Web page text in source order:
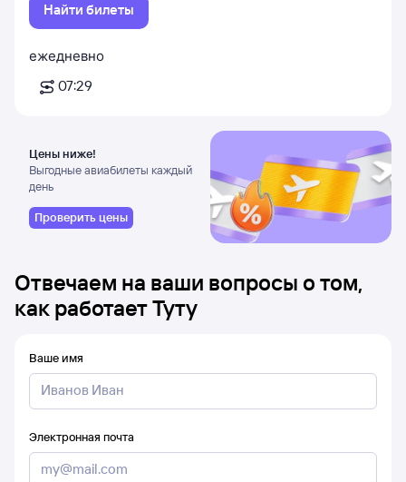
Найти билеты
ежедневно
07:29
Цены ниже!
Выгодные авиабилеты каждый
день
Проверить цены
Отвечаем на ваши вопросы о том,
как работает Туту
Ваше имя
Электронная почта